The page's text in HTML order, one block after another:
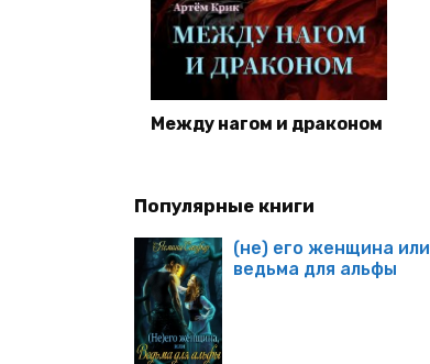
Между нагом и драконом
Популярные книги
(не) его женщина или
ведьма для альфы